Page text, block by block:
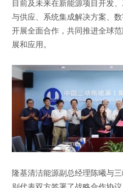
目前及未来在新能源项目开发
与供应、系统集成解决方案、
开展全面合作，共同推进全球
展和应用。
隆基清洁能源副总经理陈曦与